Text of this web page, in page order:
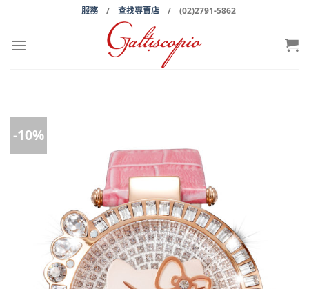
content
服務/ 查找專賣店 / (02)2791-5862
-10%